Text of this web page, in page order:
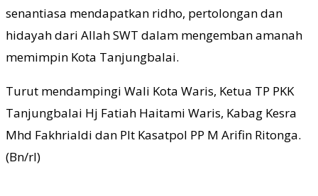
senantiasa mendapatkan ridho, pertolongan dan
hidayah dari Allah SWT dalam mengemban amanah
memimpin Kota Tanjungbalai.
Turut mendampingi Wali Kota Waris, Ketua TP PKK
Tanjungbalai Hj Fatiah Haitami Waris, Kabag Kesra
Mhd Fakhrialdi dan Plt Kasatpol PP M Arifin Ritonga.
(Bn/rl)